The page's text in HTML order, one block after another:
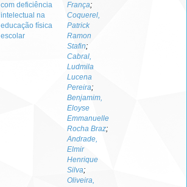
com deficiência
intelectual na
educação física
escolar
França;
Coquerel,
Patrick
Ramon
Stafin;
Cabral,
Ludmila
Lucena
Pereira;
Benjamim,
Eloyse
Emmanuelle
Rocha Braz;
Andrade,
Elmir
Henrique
Silva;
Oliveira,